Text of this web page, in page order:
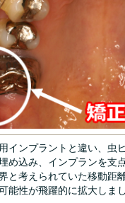
インプラントと違い、虫
め込み、インプランを支
と考えられていた移動距
能性が飛躍的に拡大しまし